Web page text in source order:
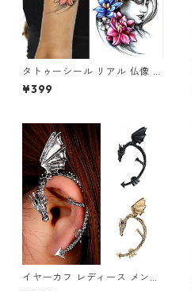
タトゥーシール リアル 仏像 ブ
ッダ 仏様 ほとけ 仏 蓮 蓮の花
仏教 入れ墨 刺青 ボディアート
¥399
イヤーカフ レディース メンズ